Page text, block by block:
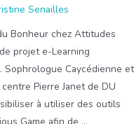
Senailles
Bonheur chez Attitudes
projet e-Learning
Sophrologue Caycédienne et
Pierre Janet de DU
à utiliser des outils